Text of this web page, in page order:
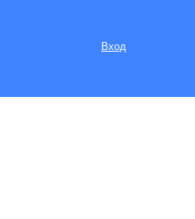
Вход